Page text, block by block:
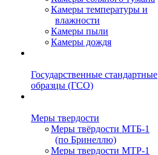
Камеры температуры и
влажности
Камеры пыли
Камеры дождя
Государственные стандартные
образцы (ГСО)
Меры твердости
Меры твёрдости МТБ-1
(по Бринеллю)
Меры твердости МТР-1